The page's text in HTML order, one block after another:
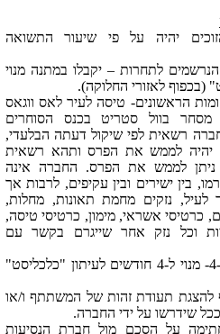
יהיה על פי שיעור התשואה
יקבלו במתנה מנוי
.
- טיסה לעיר לאס ווגאס
מסחר בוול סטריטבכנס הסוחרים
רשאית לפי שיקול דעתה הבלעדי,
יהיה לממש את הפרס ותהא רשאית
לממש את הפרס. החברה אינה
בין ישירים ובין עקיפים, לרבות אך
לעיל, נזקים מחמת תאונות, מחלות,
כרטיסי אשראי, מימון, כרטיסי טיסה,
וכל נזק אחר שייגרם בקשר עם
- מנוי ל-4 חודשים לעיתון "כלכליסט"
תעודת זהות של המשתתף ו/או
שידרשו על ידי החברה.
על הסכם מול חברת הנסיעות